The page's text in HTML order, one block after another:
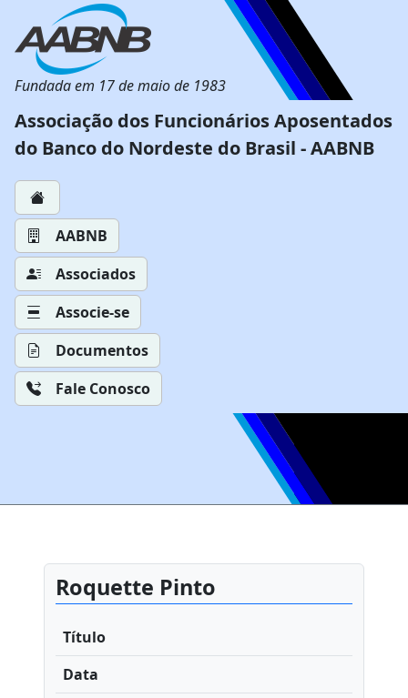
Fundada em 17 de maio de 1983
Associação dos Funcionários Aposentados
do Banco do Nordeste do Brasil - AABNB
AABNB
Associados
Associe-se
Documentos
Fale Conosco
Roquette Pinto
Título
Data